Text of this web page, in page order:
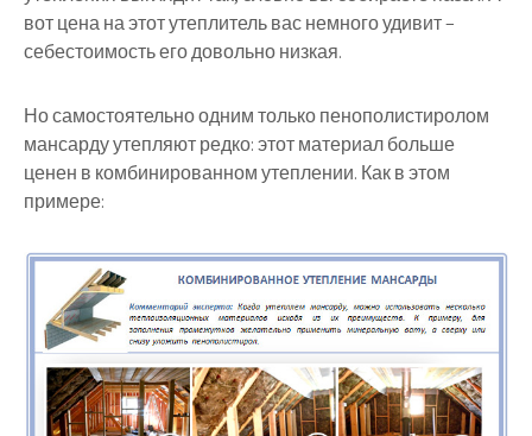
вот цена на этот утеплитель вас немного удивит –
себестоимость его довольно низкая.
Но самостоятельно одним только пенополистиролом
мансарду утепляют редко: этот материал больше
ценен в комбинированном утеплении. Как в этом
примере: